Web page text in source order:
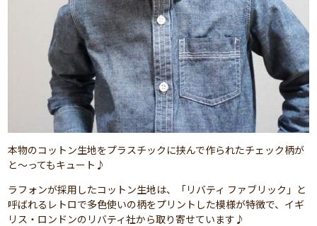
本物のコットン生地をプラスチックに挟んで作られたチェック柄が
と～ってもキュート♪
ラフォンが採用したコットン生地は、「リバティ ファブリック」と
呼ばれるレトロで多色使いの柄をプリントした模様が特徴で、イギ
リス・ロンドンのリバティ社から取り寄せています♪